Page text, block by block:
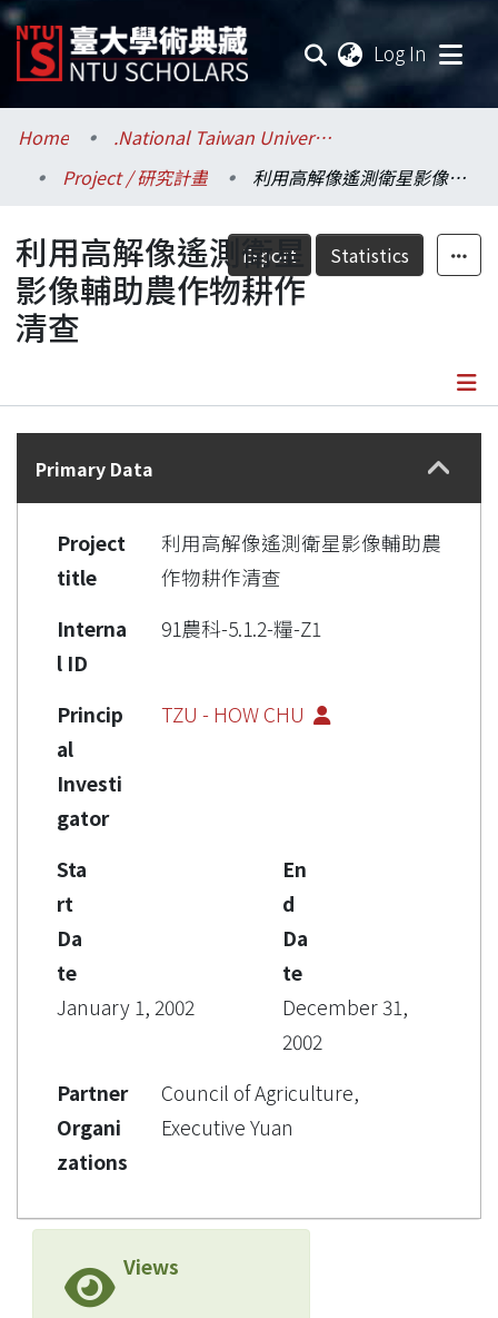
Log In
Communities & Collections
Research Outputs
Fundings & Projects
Researchers
Statistics
Home
.National Taiwan University / 國立臺灣大學
Project / 研究計畫
利用高解像遙測衛星影像輔助農作物耕作清查
Export Statistics
利用高解像遙測衛星
影像輔助農作物耕作
清查
Details
Primary Data
Project
title
利用高解像遙測衛星影像輔助農
作物耕作清查
Interna
l ID
91農科-5.1.2-糧-Z1
Princip
al
Investi
gator
TZU - HOW CHU
Sta
rt
Da
te
January 1, 2002
En
d
Da
te
December 31,
2002
Partner
Organi
zations
Council of Agriculture,
Executive Yuan
Views